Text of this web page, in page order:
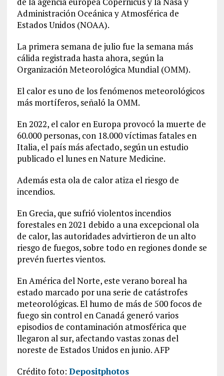
Administración Oceánica y Atmosférica de
Estados Unidos (NOAA).
La primera semana de julio fue la semana más
cálida registrada hasta ahora, según la
Organización Meteorológica Mundial (OMM).
El calor es uno de los fenómenos meteorológicos
más mortíferos, señaló la OMM.
En 2022, el calor en Europa provocó la muerte de
60.000 personas, con 18.000 víctimas fatales en
Italia, el país más afectado, según un estudio
publicado el lunes en Nature Medicine.
Además esta ola de calor atiza el riesgo de
incendios.
En Grecia, que sufrió violentos incendios
forestales en 2021 debido a una excepcional ola
de calor, las autoridades advirtieron de un alto
riesgo de fuegos, sobre todo en regiones donde se
prevén fuertes vientos.
En América del Norte, este verano boreal ha
estado marcado por una serie de catástrofes
meteorológicas. El humo de más de 500 focos de
fuego sin control en Canadá generó varios
episodios de contaminación atmosférica que
llegaron al sur, afectando vastas zonas del
noreste de Estados Unidos en junio. AFP
Crédito foto: Depositphotos